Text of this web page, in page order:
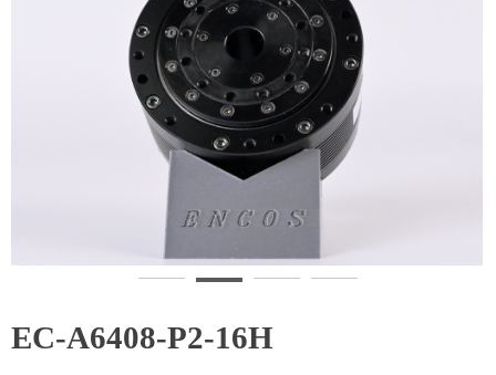
EC-A6408-P2-16H